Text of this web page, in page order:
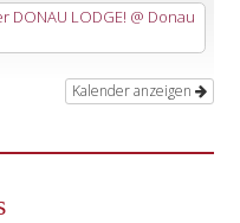
DONAU LODGE! @ Donau
Kalender anzeigen